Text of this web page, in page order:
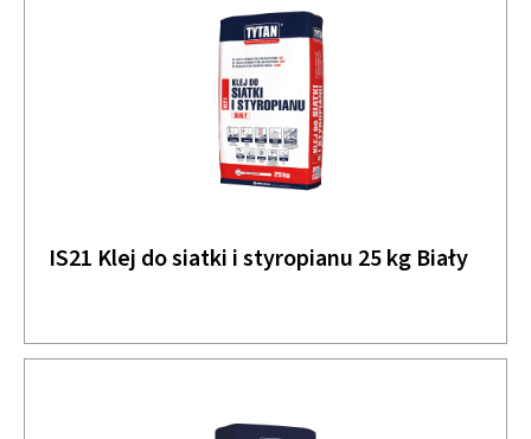
IS21 Klej do siatki i styropianu 25 kg Biały